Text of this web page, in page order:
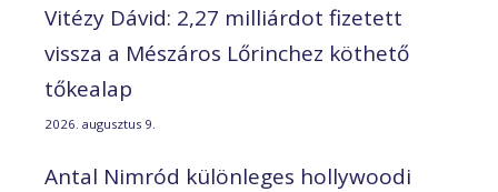
Vitézy Dávid: 2,27 milliárdot fizetett
vissza a Mészáros Lőrinchez köthető
tőkealap
2026. augusztus 9.
Antal Nimród különleges hollywoodi